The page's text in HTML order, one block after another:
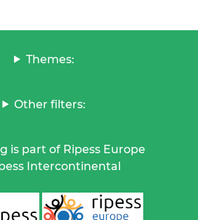
Themes:
Other filters:
is part of Ripess Europe
Intercontinental